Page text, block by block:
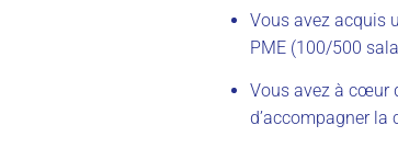
Vous avez acquis
PME (100/500
Vous avez à cœur
d’accompagner la